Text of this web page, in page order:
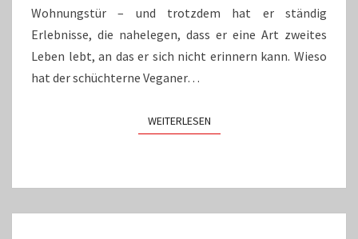
Wohnungstür – und trotzdem hat er ständig
Erlebnisse, die nahelegen, dass er eine Art zweites
Leben lebt, an das er sich nicht erinnern kann. Wieso
hat der schüchterne Veganer…
WEITERLESENWEITERLESEN